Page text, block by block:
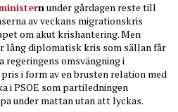
nunder gårdagen reste till
av veckans migrationskris
om akut krishantering. Men
lång diplomatisk kris som sällan får
regeringens omsvängning i
i form av en brusten relation med
i PSOE som partiledningen
under mattan utan att lyckas.